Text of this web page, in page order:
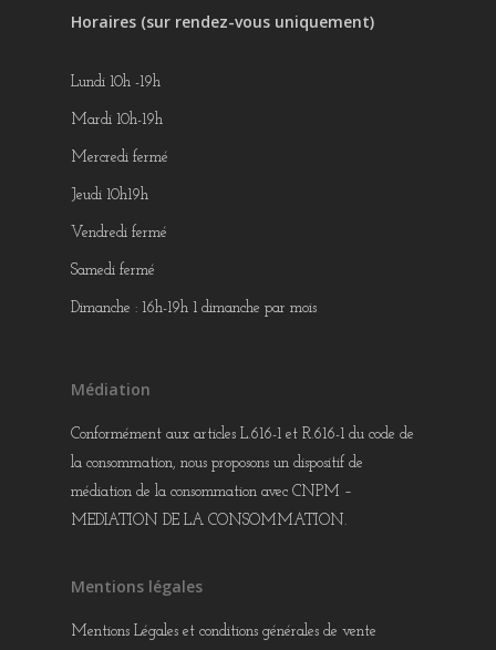
Horaires (sur rendez-vous uniquement)
Lundi 10h -19h
Mardi 10h-19h
Mercredi fermé
Jeudi 10h19h
Vendredi fermé
Samedi fermé
Dimanche : 16h-19h 1 dimanche par mois
Médiation
Conformément aux articles L.616-1 et R.616-1 du code de
la consommation, nous proposons un dispositif de
médiation de la consommation avec CNPM –
MEDIATION DE LA CONSOMMATION.
Mentions légales
Mentions Légales et conditions générales de vente